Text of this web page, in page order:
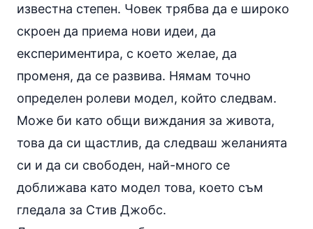
известна степен. Човек трябва да е широко
скроен да приема нови идеи, да
експериментира, с което желае, да
променя, да се развива. Нямам точно
определен ролеви модел, който следвам.
Може би като общи виждания за живота,
това да си щастлив, да следваш желанията
си и да си свободен, най-много се
доближава като модел това, което съм
гледала за Стив Джобс.